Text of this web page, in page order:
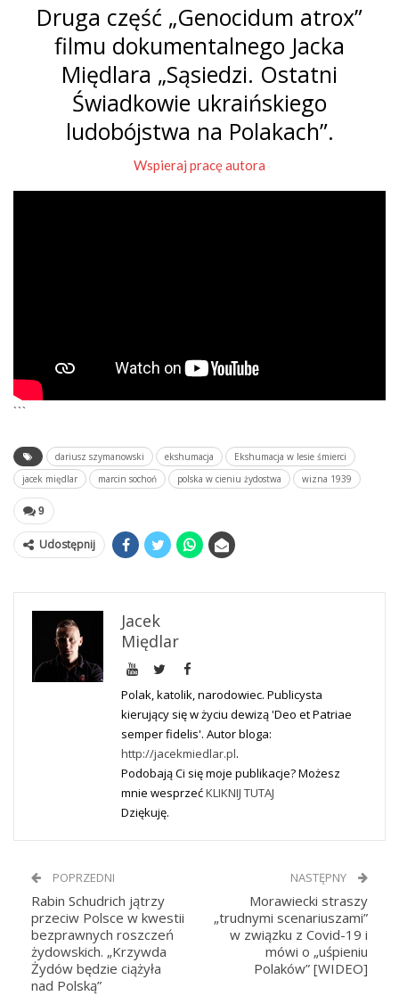
Druga część „Genocidum atrox”
filmu dokumentalnego Jacka
Międlara „Sąsiedzi. Ostatni
Świadkowie ukraińskiego
ludobójstwa na Polakach”.
Wspieraj pracę autora
```
dariusz szymanowski ekshumacja
Ekshumacja w lesie śmierci
jacek międlar
marcin sochoń polska w cieniu żydostwa wizna 1939
9
Udostępnij
Jacek
Międlar
Polak, katolik, narodowiec. Publicysta
kierujący się w życiu dewizą 'Deo et Patriae
semper fidelis'. Autor bloga:
http://jacekmiedlar.pl.
Podobają Ci się moje publikacje? Możesz
mnie wesprzećKLIKNIJ TUTAJ
Dziękuję.
POPRZEDNI
Rabin Schudrich jątrzy
przeciw Polsce w kwestii
bezprawnych roszczeń
żydowskich. „Krzywda
Żydów będzie ciążyła
nad Polską”
NASTĘPNY
Morawiecki straszy
„trudnymi scenariuszami”
w związku z Covid-19 i
mówi o „uśpieniu
Polaków” [WIDEO]